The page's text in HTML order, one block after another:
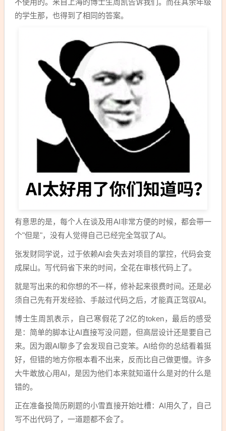
不使用的。来自上海的博士生周凯告诉我们。而在其余年级
的学生那，也得到了相同的答案。
有意思的是，每个人在谈及用AI非常方便的时候，都会带一
个"但是"，没有人觉得自己已经完全驾驭了AI。
张发财同学说，过于依赖AI会失去对项目的掌控，代码会变
成屎山。写代码省下来的时间，全花在审核代码上了。
就是写出来的和你想的不一样，修补起来很费时间。还是必
须自己先有开发经验、手敲过代码之后，才能真正驾驭AI。
博士生周凯表示，自己寒假花了2亿的token，最后的感受
是：简单的脚本让AI直接写没问题，但高层设计还是要自己
来。因为跟AI聊多了会发现自己变笨。AI给你的总结看着挺
好，但错的地方你根本看不出来，反而比自己做更慢。许多
大牛敢放心用AI，是因为他们本来就知道什么是对的什么是
错的。
正在准备投简历刷题的小雪直接开始吐槽：AI用久了，自己
写不出代码了，一道题都不会了。